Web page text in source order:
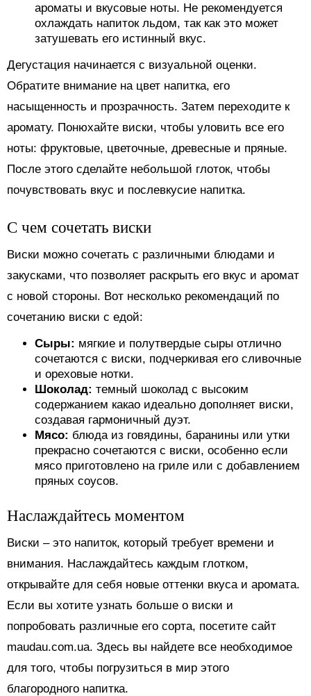
ароматы и вкусовые ноты. Не рекомендуется
охлаждать напиток льдом, так как это может
затушевать его истинный вкус.
Дегустация начинается с визуальной оценки.
Обратите внимание на цвет напитка, его
насыщенность и прозрачность. Затем переходите к
аромату. Понюхайте виски, чтобы уловить все его
ноты: фруктовые, цветочные, древесные и пряные.
После этого сделайте небольшой глоток, чтобы
почувствовать вкус и послевкусие напитка.
С чем сочетать виски
Виски можно сочетать с различными блюдами и
закусками, что позволяет раскрыть его вкус и аромат
с новой стороны. Вот несколько рекомендаций по
сочетанию виски с едой:
Сыры: мягкие и полутвердые сыры отлично
сочетаются с виски, подчеркивая его сливочные
и ореховые нотки.
Шоколад: темный шоколад с высоким
содержанием какао идеально дополняет виски,
создавая гармоничный дуэт.
Мясо: блюда из говядины, баранины или утки
прекрасно сочетаются с виски, особенно если
мясо приготовлено на гриле или с добавлением
пряных соусов.
Наслаждайтесь моментом
Виски – это напиток, который требует времени и
внимания. Наслаждайтесь каждым глотком,
открывайте для себя новые оттенки вкуса и аромата.
Если вы хотите узнать больше о виски и
попробовать различные его сорта, посетите сайт
maudau.com.ua. Здесь вы найдете все необходимое
для того, чтобы погрузиться в мир этого
благородного напитка.